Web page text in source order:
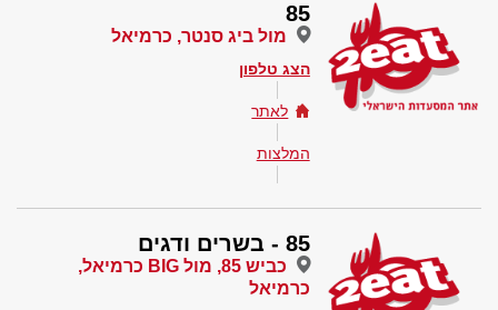
85
מול ביג סנטר, כרמיאל
הצג טלפון
לאתר
המלצות
85 - בשרים ודגים
כביש 85, מול BIG כרמיאל,
כרמיאל